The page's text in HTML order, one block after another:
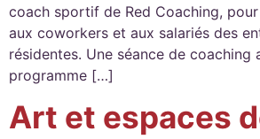
coach sportif de Red Coaching,
aux coworkers et aux salariés des
résidentes. Une séance de coaching
programme […]
Art et espaces